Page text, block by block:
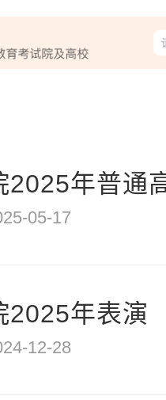
2025年普通
05-17
2025年表演
12-28